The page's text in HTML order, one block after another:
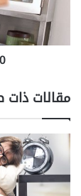
ام
ي
ة
ت
و
ج
د
10
مقالات ذات